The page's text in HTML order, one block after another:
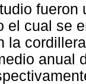
el cual se
la
anual